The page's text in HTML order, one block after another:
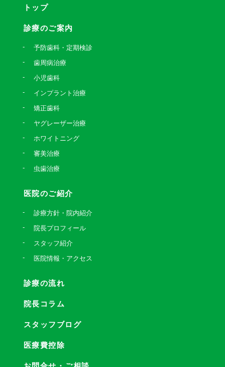
トップ
診療のご案内
予防歯科・定期検診
歯周病治療
小児歯科
インプラント治療
矯正歯科
ヤグレーザー治療
ホワイトニング
審美治療
虫歯治療
医院のご紹介
診療方針・院内紹介
院長プロフィール
スタッフ紹介
医院情報・アクセス
診療の流れ
院長コラム
スタッフブログ
医療費控除